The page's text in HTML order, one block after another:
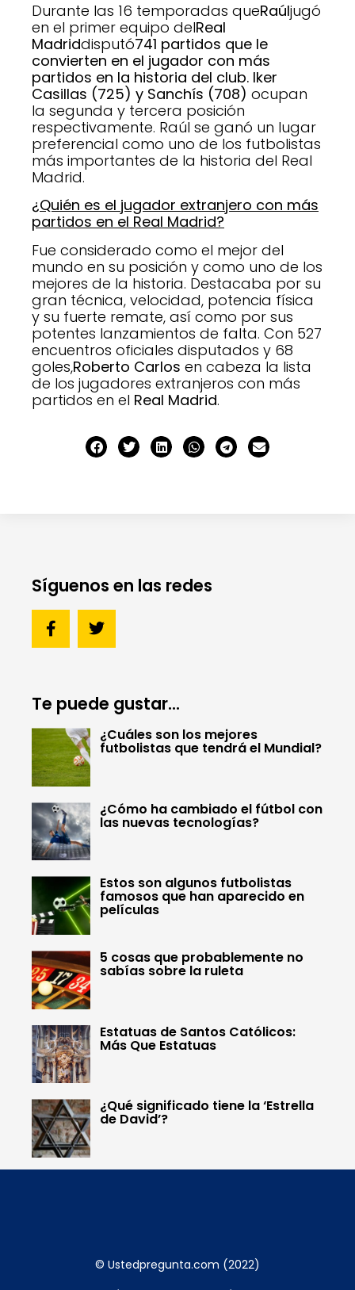
Durante las 16 temporadas queRaúljugó
en el primer equipo delReal
Madriddisputó741 partidos que le
convierten en el jugador con más
partidos en la historia del club. Iker
Casillas (725) y Sanchís (708) ocupan
la segunda y tercera posición
respectivamente. Raúl se ganó un lugar
preferencial como uno de los futbolistas
más importantes de la historia del Real
Madrid.
¿Quién es el jugador extranjero con más
partidos en el Real Madrid?
Fue considerado como el mejor del
mundo en su posición y como uno de los
mejores de la historia. Destacaba por su
gran técnica, velocidad, potencia física
y su fuerte remate, así como por sus
potentes lanzamientos de falta. Con 527
encuentros oficiales disputados y 68
goles,Roberto Carlos en cabeza la lista
de los jugadores extranjeros con más
partidos en el Real Madrid.
Síguenos en las redes
Te puede gustar...
¿Cuáles son los mejores
futbolistas que tendrá el Mundial?
¿Cómo ha cambiado el fútbol con
las nuevas tecnologías?
Estos son algunos futbolistas
famosos que han aparecido en
películas
5 cosas que probablemente no
sabías sobre la ruleta
Estatuas de Santos Católicos:
Más Que Estatuas
¿Qué significado tiene la ‘Estrella
de David’?
© Ustedpregunta.com (2022)